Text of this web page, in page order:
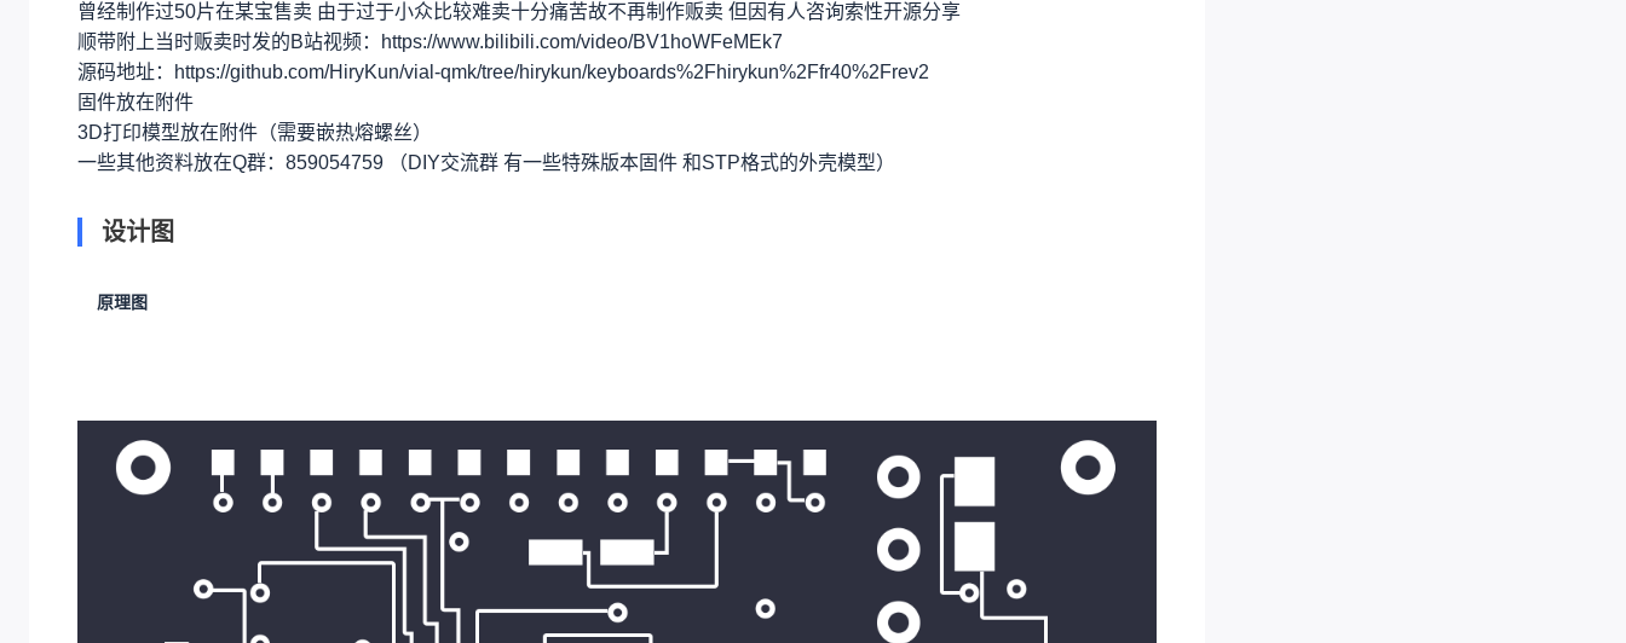
曾经制作过50片在某宝售卖 由于过于小众比较难卖十分痛苦故不再制作贩卖 但因有人咨询索性开源分享
顺带附上当时贩卖时发的B站视频：https://www.bilibili.com/video/BV1hoWFeMEk7
源码地址：https://github.com/HiryKun/vial-qmk/tree/hirykun/keyboards%2Fhirykun%2Ffr40%2Frev2
固件放在附件
3D打印模型放在附件（需要嵌热熔螺丝）
一些其他资料放在Q群：859054759 （DIY交流群 有一些特殊版本固件 和STP格式的外壳模型）
设计图
原理图